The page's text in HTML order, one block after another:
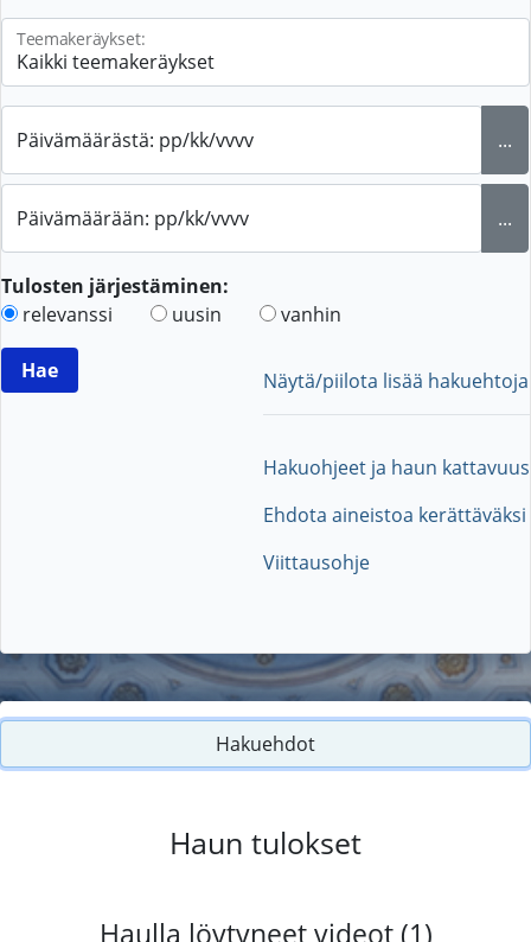
Teemakeräykset:
Päivämäärästä: pp/kk/vvvv ...
Päivämäärään: pp/kk/vvvv ...
Tulosten järjestäminen:
relevanssi
uusin vanhin
Näytä/piilota lisää hakuehtoja
Hakuohjeet ja haun kattavuus
Ehdota aineistoa kerättäväksi
Viittausohje
Hakuehdot
Haun tulokset
Haulla löytyneet videot (1)